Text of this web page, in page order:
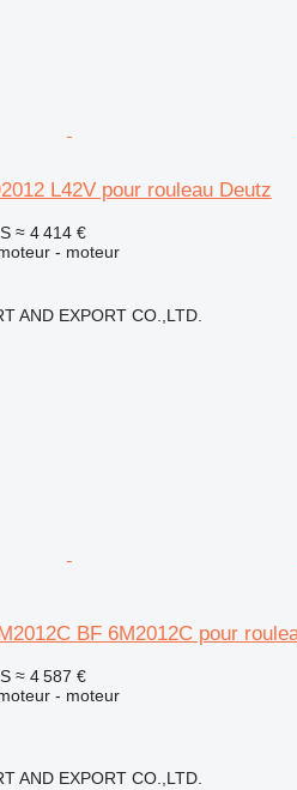
L42V pour rouleau Deutz
≈ 4 414 €
- moteur
AND EXPORT CO.,LTD.
BF 6M2012C pour
≈ 4 587 €
- moteur
AND EXPORT CO.,LTD.